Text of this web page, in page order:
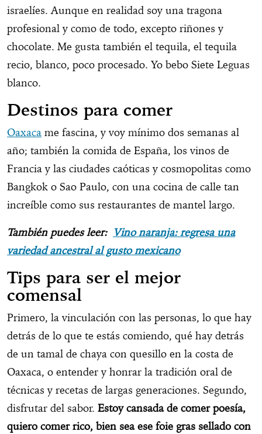
israelíes. Aunque en realidad soy una tragona
profesional y como de todo, excepto riñones y
chocolate. Me gusta también el tequila, el tequila
recio, blanco, poco procesado. Yo bebo Siete Leguas
blanco.
Destinos para comer
Oaxaca me fascina, y voy mínimo dos semanas al
año; también la comida de España, los vinos de
Francia y las ciudades caóticas y cosmopolitas como
Bangkok o Sao Paulo, con una cocina de calle tan
increíble como sus restaurantes de mantel largo.
También puedes leer: Vino naranja: regresa una
variedad ancestral al gusto mexicano
Tips para ser el mejor
comensal
Primero, la vinculación con las personas, lo que hay
detrás de lo que te estás comiendo, qué hay detrás
de un tamal de chaya con quesillo en la costa de
Oaxaca, o entender y honrar la tradición oral de
técnicas y recetas de largas generaciones. Segundo,
disfrutar del sabor. Estoy cansada de comer poesía,
quiero comer rico, bien sea ese foie gras sellado con